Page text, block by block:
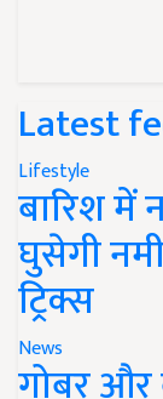
Latest
Lifestyle
बारिश
घुसेगी
ट्रिक्स
News
गोबर